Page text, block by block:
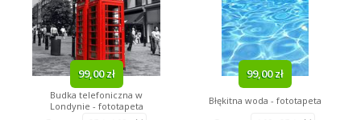
99,00 zł
Budka telefoniczna w
Londynie - fototapeta
99,00 zł
Błękitna woda - fototapeta